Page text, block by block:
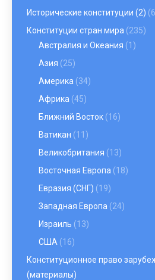
Исторические конституции (2)
Конституции стран мира (235)
Австралия и Океания (1)
Азия (25)
Америка (34)
Африка (45)
Ближний Восток (16)
Ватикан (11)
Великобритания (13)
Восточная Европа (18)
Евразия (СНГ) (19)
Западная Европа (24)
Израиль (13)
США (16)
Конституционное право
(материалы)